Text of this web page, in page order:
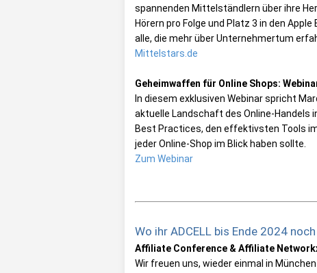
spannenden Mittelständlern über ihre
Hörern pro Folge und Platz 3 in den
alle, die mehr über Unternehmertum
Mittelstars.de
Geheimwaffen für Online Shops:
In diesem exklusiven Webinar spricht
aktuelle Landschaft des Online-Handels
Best Practices, den effektivsten Tools
jeder Online-Shop im Blick haben sollte.
Zum Webinar
Wo ihr ADCELL bis Ende 2024
Affiliate Conference & Affiliate
Wir freuen uns, wieder einmal in